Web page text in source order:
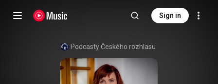
Sign in
Podcasty Českého rozhlasu